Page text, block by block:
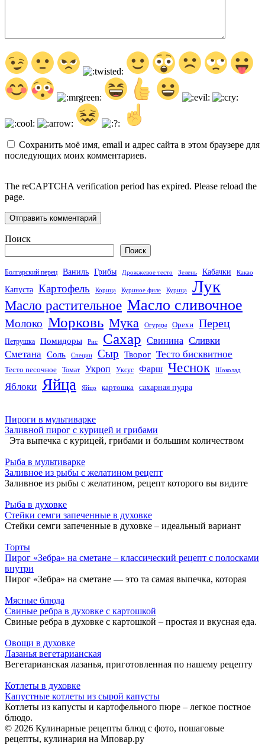
Сохранить моё имя, email и адрес сайта в этом браузере для
последующих моих комментариев.
The reCAPTCHA verification period has expired. Please reload the
page.
Поиск
Поиск
Болгарский перец Ваниль Грибы Дрожжевое тесто Зелень Кабачки Какао
Капуста Картофель Корица Куриное филе Курица Лук
Масло растительное Масло сливочное
Молоко Морковь Мука Огурцы Орехи Перец
Петрушка Помидоры Рис Сахар Свинина Сливки
Сметана Соль Специи Сыр Творог Тесто бисквитное
Тесто песочное Томат Укроп Уксус Фарш Чеснок Шоколад
Яблоки Яйца Яйцо картошка сахарная пудра
Пироги в мультиварке
Заливной пирог с курицей и грибами
Эта выпечка с курицей, грибами и большим количеством
Рыба в мультиварке
Заливное из рыбы с желатином рецепт
Заливное из рыбы с желатином, рецепт которого вы видите
Рыба в духовке
Стейки семги запеченные в духовке
Стейки семги запеченные в духовке – идеальный вариант
Торты
Пирог «Зебра» на сметане – классический рецепт с полосками
внутри
Пирог «Зебра» на сметане — это та самая выпечка, которая
Мясные блюда
Свиные ребра в духовке с картошкой
Свиные ребра в духовке с картошкой – простая и вкусная еда.
Овощи в духовке
Лазанья вегетарианская
Вегетарианская лазанья, приготовленная по нашему рецепту
Котлеты в духовке
Капустные котлеты из сырой капусты
Котлеты из капусты и картофельного пюре – легкое постное
блюдо.
© 2026 Кулинарные рецепты блюд с фото, пошаговые
рецепты, кулинария на Мповар.ру